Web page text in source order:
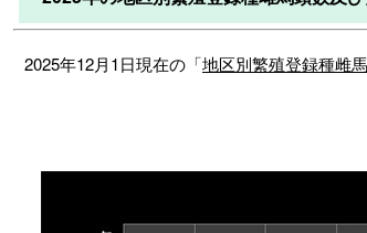
2025年12月1日現在の「地区別繁殖登録種雌